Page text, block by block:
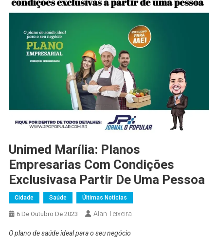
Unimed Marília: Planos
Empresarias Com Condições
Exclusivasa Partir De Uma Pessoa
Cidade Saúde Últimas Notícias
6 De Outubro De 2023 Alan Teixeira
O plano de saúde ideal para o seu negócio